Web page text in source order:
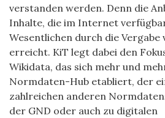
verstanden werden. Denn die
Inhalte, die im Internet
Wesentlichen durch die
erreicht. KiT legt dabei den
Wikidata, das sich mehr und
Normdaten-Hub etabliert, der
zahlreichen anderen
der GND oder auch zu digitalen